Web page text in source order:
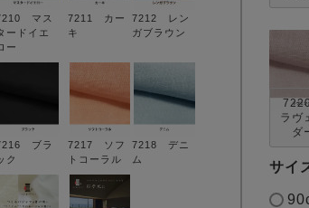
マス
ードイエ
ー
7211 カー
キ
7212 レン
ガブラウン
ブラ
ク
7217 ソフ
トコーラル
7218 デニ
ム
ラヴ
ダ
サイ